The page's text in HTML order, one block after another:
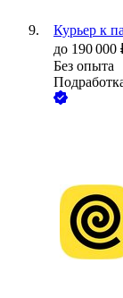
Курьер к
до 190 000
Без опыта